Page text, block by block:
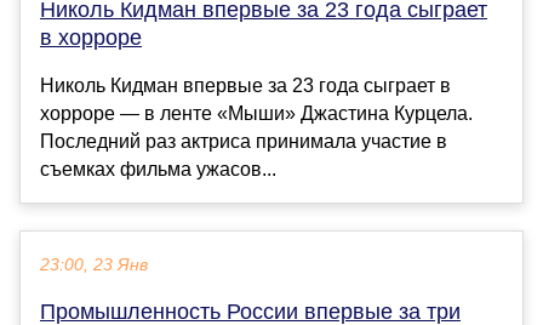
Николь Кидман впервые за 23 года сыграет
в хорроре
Николь Кидман впервые за 23 года сыграет в
хорроре — в ленте «Мыши» Джастина Курцела.
Последний раз актриса принимала участие в
съемках фильма ужасов...
23:00, 23 Янв
Промышленность России впервые за три